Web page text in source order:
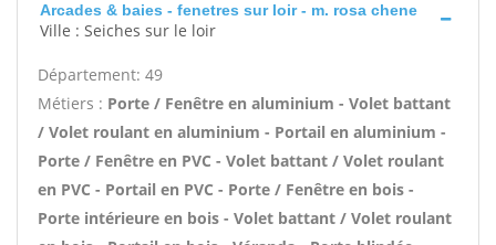
Arcades & baies - fenetres sur loir - m. rosa chene
Ville : Seiches sur le loir
Département: 49
Métiers : Porte / Fenêtre en aluminium - Volet battant
/ Volet roulant en aluminium - Portail en aluminium -
Porte / Fenêtre en PVC - Volet battant / Volet roulant
en PVC - Portail en PVC - Porte / Fenêtre en bois -
Porte intérieure en bois - Volet battant / Volet roulant